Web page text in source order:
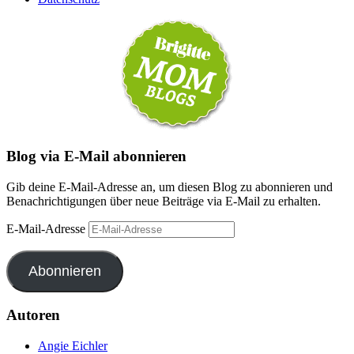
Blog via E-Mail abonnieren
Gib deine E-Mail-Adresse an, um diesen Blog zu abonnieren und
Benachrichtigungen über neue Beiträge via E-Mail zu erhalten.
E-Mail-Adresse
Abonnieren
Autoren
Angie Eichler